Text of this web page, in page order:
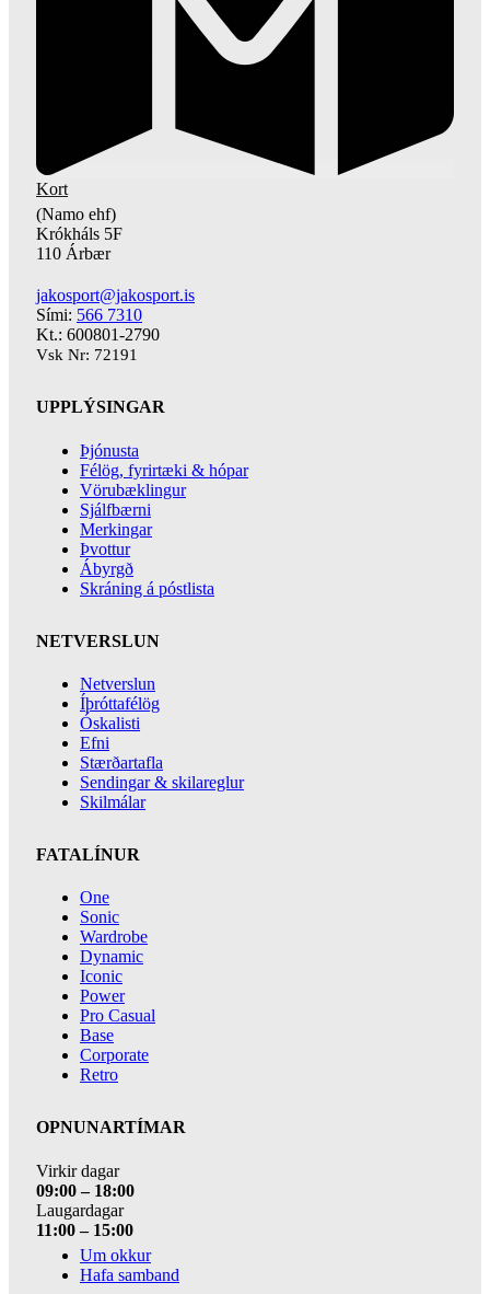
Kort
(Namo ehf)
Krókháls 5F
110 Árbær
jakosport@jakosport.is
Sími: 566 7310
Kt.: 600801-2790
Vsk Nr: 72191
UPPLÝSINGAR
Þjónusta
Félög, fyrirtæki & hópar
Vörubæklingur
Sjálfbærni
Merkingar
Þvottur
Ábyrgð
Skráning á póstlista
NETVERSLUN
Netverslun
Íþróttafélög
Óskalisti
Efni
Stærðartafla
Sendingar & skilareglur
Skilmálar
FATALÍNUR
One
Sonic
Wardrobe
Dynamic
Iconic
Power
Pro Casual
Base
Corporate
Retro
OPNUNARTÍMAR
Virkir dagar
09:00 – 18:00
Laugardagar
11:00 – 15:00
Um okkur
Hafa samband